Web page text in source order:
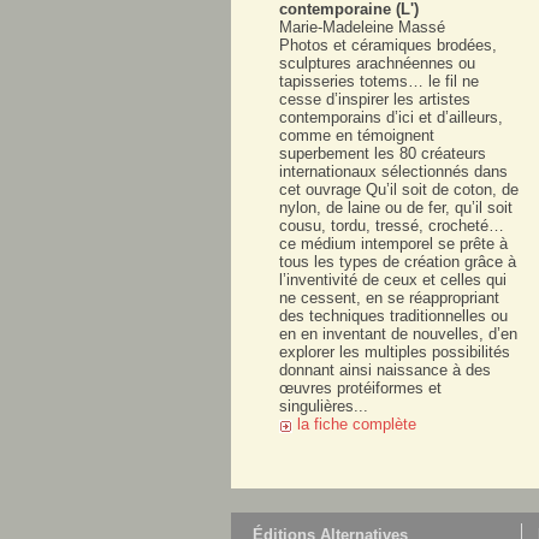
contemporaine (L')
Marie-Madeleine Massé
Photos et céramiques brodées,
sculptures arachnéennes ou
tapisseries totems… le fil ne
cesse d’inspirer les artistes
contemporains d’ici et d’ailleurs,
comme en témoignent
superbement les 80 créateurs
internationaux sélectionnés dans
cet ouvrage Qu’il soit de coton, de
nylon, de laine ou de fer, qu’il soit
cousu, tordu, tressé, crocheté…
ce médium intemporel se prête à
tous les types de création grâce à
l’inventivité de ceux et celles qui
ne cessent, en se réappropriant
des techniques traditionnelles ou
en en inventant de nouvelles, d’en
explorer les multiples possibilités
donnant ainsi naissance à des
œuvres protéiformes et
singulières...
la fiche complète
Éditions Alternatives